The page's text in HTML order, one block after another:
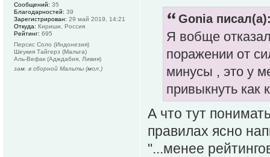
Gonia
Я вобще
поражении от
минусы , это у
привыкнуть как
А что тут
правилах ясно
"...менее
Сообщений: 35
Благодарностей: 39
Зарегистрирован: 29 май 2019, 14:21
Откуда: Кириши, Россия
Рейтинг: 695
Персис Соло (Индонезия)
Шеукия Тайгерз (Мальта)
Аль-Вефак (Адждабия, Ливия)
зам. в сборной Мальты (мол.)